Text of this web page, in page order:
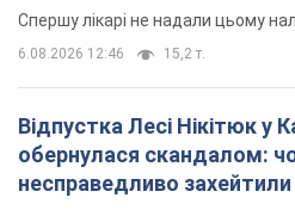
Спершу лікарі не надали цьому
6.08.2026 12:46 15,2 т.
Відпустка Лесі Нікітюк у
обернулася скандалом:
несправедливо захейтили